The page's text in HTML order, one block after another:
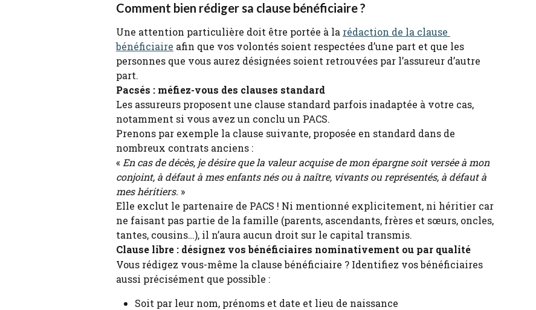
Comment bien rédiger sa clause bénéficiaire ?
Une attention particulière doit être portée à la rédaction de la clause
bénéficiaire afin que vos volontés soient respectées d’une part et que les
personnes que vous aurez désignées soient retrouvées par l’assureur d’autre
part.
Pacsés : méfiez-vous des clauses standard
Les assureurs proposent une clause standard parfois inadaptée à votre cas,
notamment si vous avez un conclu un PACS.
Prenons par exemple la clause suivante, proposée en standard dans de
nombreux contrats anciens :
« En cas de décès, je désire que la valeur acquise de mon épargne soit versée à mon
conjoint, à défaut à mes enfants nés ou à naître, vivants ou représentés, à défaut à
mes héritiers. »
Elle exclut le partenaire de PACS ! Ni mentionné explicitement, ni héritier car
ne faisant pas partie de la famille (parents, ascendants, frères et sœurs, oncles,
tantes, cousins…), il n’aura aucun droit sur le capital transmis.
Clause libre : désignez vos bénéficiaires nominativement ou par qualité
Vous rédigez vous-même la clause bénéficiaire ? Identifiez vos bénéficiaires
aussi précisément que possible :
Soit par leur nom, prénoms et date et lieu de naissance